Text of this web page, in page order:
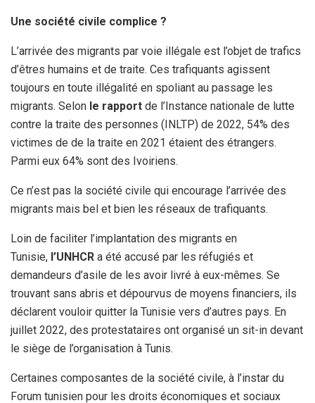
Une société civile complice ?
L’arrivée des migrants par voie illégale est l’objet de trafics
d’êtres humains et de traite. Ces trafiquants agissent
toujours en toute illégalité en spoliant au passage les
migrants. Selon le rapport de l’Instance nationale de lutte
contre la traite des personnes (INLTP) de 2022, 54% des
victimes de de la traite en 2021 étaient des étrangers.
Parmi eux 64% sont des Ivoiriens.
Ce n’est pas la société civile qui encourage l’arrivée des
migrants mais bel et bien les réseaux de trafiquants.
Loin de faciliter l’implantation des migrants en
Tunisie, l’UNHCR a été accusé par les réfugiés et
demandeurs d’asile de les avoir livré à eux-mêmes. Se
trouvant sans abris et dépourvus de moyens financiers, ils
déclarent vouloir quitter la Tunisie vers d’autres pays. En
juillet 2022, des protestataires ont organisé un sit-in devant
le siège de l’organisation à Tunis.
Certaines composantes de la société civile, à l’instar du
Forum tunisien pour les droits économiques et sociaux